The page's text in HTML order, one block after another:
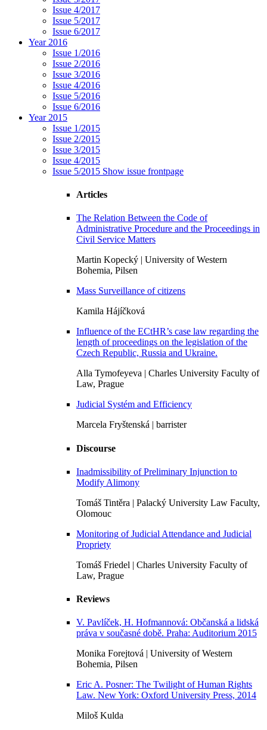
Issue 4/2017
Issue 5/2017
Issue 6/2017
Year 2016
Issue 1/2016
Issue 2/2016
Issue 3/2016
Issue 4/2016
Issue 5/2016
Issue 6/2016
Year 2015
Issue 1/2015
Issue 2/2015
Issue 3/2015
Issue 4/2015
Issue 5/2015 Show issue frontpage
Articles
The Relation Between the Code of
Administrative Procedure and the Proceedings in
Civil Service Matters
Martin Kopecký | University of Western
Bohemia, Pilsen
Mass Surveillance of citizens
Kamila Hájíčková
Influence of the ECtHR’s case law regarding the
length of proceedings on the legislation of the
Czech Republic, Russia and Ukraine.
Alla Tymofeyeva | Charles University Faculty of
Law, Prague
Judicial Systém and Efficiency
Marcela Fryštenská | barrister
Discourse
Inadmissibility of Preliminary Injunction to
Modify Alimony
Tomáš Tintěra | Palacký University Law Faculty,
Olomouc
Monitoring of Judicial Attendance and Judicial
Propriety
Tomáš Friedel | Charles University Faculty of
Law, Prague
Reviews
V. Pavlíček, H. Hofmannová: Občanská a lidská
práva v současné době. Praha: Auditorium 2015
Monika Forejtová | University of Western
Bohemia, Pilsen
Eric A. Posner: The Twilight of Human Rights
Law. New York: Oxford University Press, 2014
Miloš Kulda